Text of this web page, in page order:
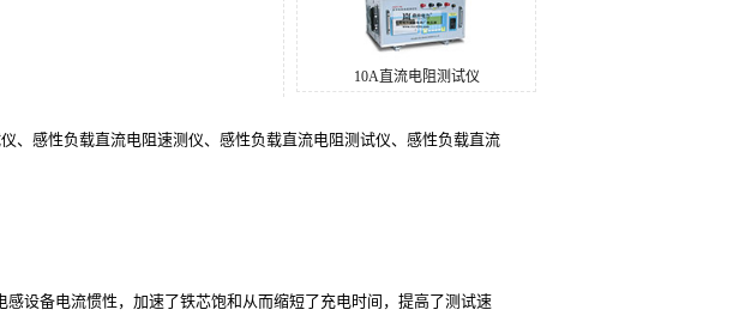
10A直流电阻测试仪
、感性负载直流电阻速测仪、感性负载直流电阻测试仪、感性负载直流
设备电流惯性，加速了铁芯饱和从而缩短了充电时间，提高了测试速